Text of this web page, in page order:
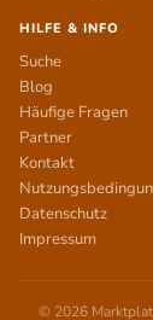
HILFE & INFO
Suche
Blog
Häufige Fragen
Partner
Kontakt
Datenschutz
Impressum
© 2026